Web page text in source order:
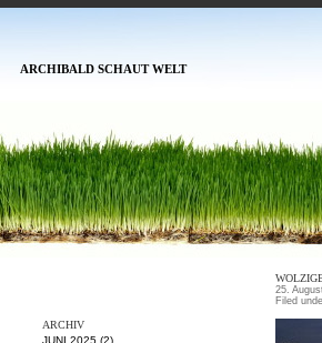
ARCHIBALD SCHAUT WELT
ARCHIV
JUNI 2025 (2)
25.
Filed